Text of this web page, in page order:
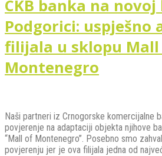
CKB banka na
Podgorici: uspješno
filijala u sklopu
Montenegro
Naši partneri iz Crnogorske komercijalne
povjerenje na adaptaciji objekta njihove
“Mall of Montenegro”. Posebno smo
povjerenju jer je ova filijala jedna od